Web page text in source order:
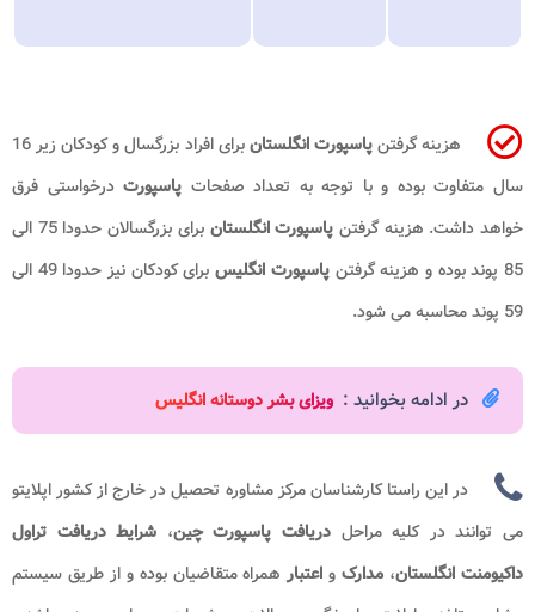
هزینه گرفتنپاسپورت انگلستان
برای افراد بزرگسال و کودکان زیر 16
سال متفاوت بوده و با توجه به تعداد صفحات پاسپورتدرخواستی فرق
خواهد داشت. هزینه گرفتن پاسپورت انگلستان
برای بزرگسالان حدودا 75 الی
85 پوند بوده و هزینه گرفتن
پاسپورت انگلیس
برای کودکان نیز حدودا 49 الی
59 پوند محاسبه می شود.
در ادامه بخوانید : ویزای بشر دوستانه انگلیس
در این راستا کارشناسان مرکز مشاوره تحصیل در خارج از کشور اپلایتو
می توانند در کلیه مراحل دریافت پاسپورت چین، شرایط دریافت تراول
داکیومنت انگلستان، مدارکو اعتبارهمراه متقاضیان بوده و از طریق سیستم